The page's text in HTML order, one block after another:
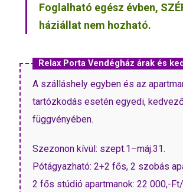
Foglalható egész évben,
háziállat nem hozható.
Relax Porta Vendégház árak és
A szálláshely egyben és az
tartózkodás esetén egyedi,
függvényében.
Szezonon kívül: szept.1–máj.31.
Pótágyazható: 2+2 fős, 2 szobás
2 fős stúdió apartmanok: 22 000,-